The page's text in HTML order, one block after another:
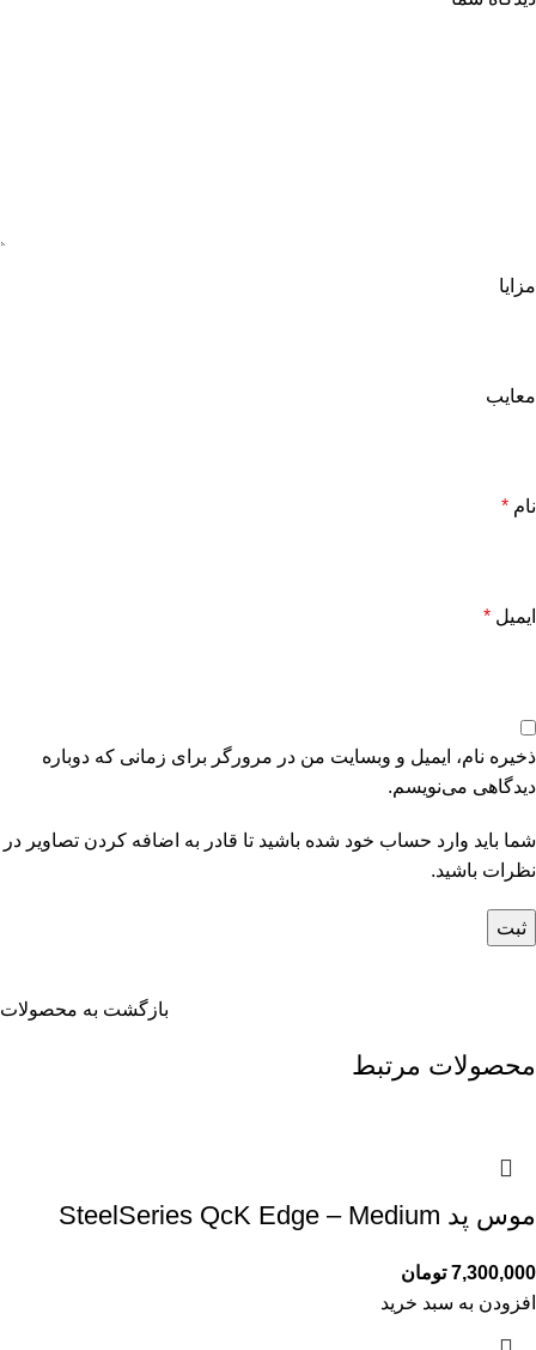
مزایا
معایب
نام *
ایمیل *
ذخیره نام، ایمیل و وبسایت من در مرورگر برای زمانی که دوباره
دیدگاهی می‌نویسم.
شما باید وارد حساب خود شده باشید تا قادر به اضافه کردن تصاویر در
نظرات باشید.
بازگشت به محصولات
محصولات مرتبط
موس پد SteelSeries QcK Edge – Medium
7,300,000 تومان
افزودن به سبد خرید